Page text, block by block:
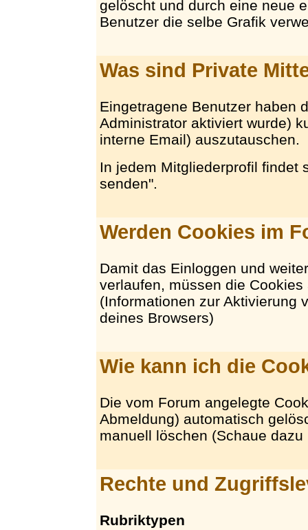
gelöscht und durch eine neue
Benutzer die selbe Grafik
Was sind Private
Eingetragene Benutzer haben
Administrator aktiviert wurde)
interne Email) auszutauschen.
In jedem Mitgliederprofil findet
senden".
Werden Cookies im
Damit das Einloggen und
verlaufen, müssen die
(Informationen zur Aktivierung
deines Browsers)
Wie kann ich die
Die vom Forum angelegte
Abmeldung) automatisch
manuell löschen (Schaue
Rechte und
Rubriktypen